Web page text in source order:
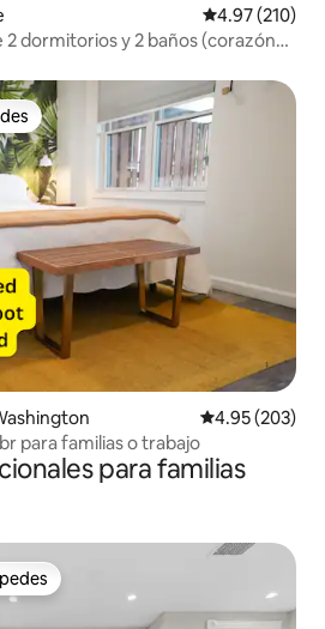
Calificación
4.97 (210)
dormitorios y 2 baños (corazón
Calificación
4.95 (203)
para familias o trabajo
para familias
preferido